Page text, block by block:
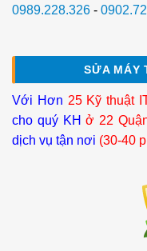
0989.228.326 -
SỬA MÁY
Với Hơn 25 Kỹ thuật
cho quý KHở 22
dịch vụ tận nơi (30-40